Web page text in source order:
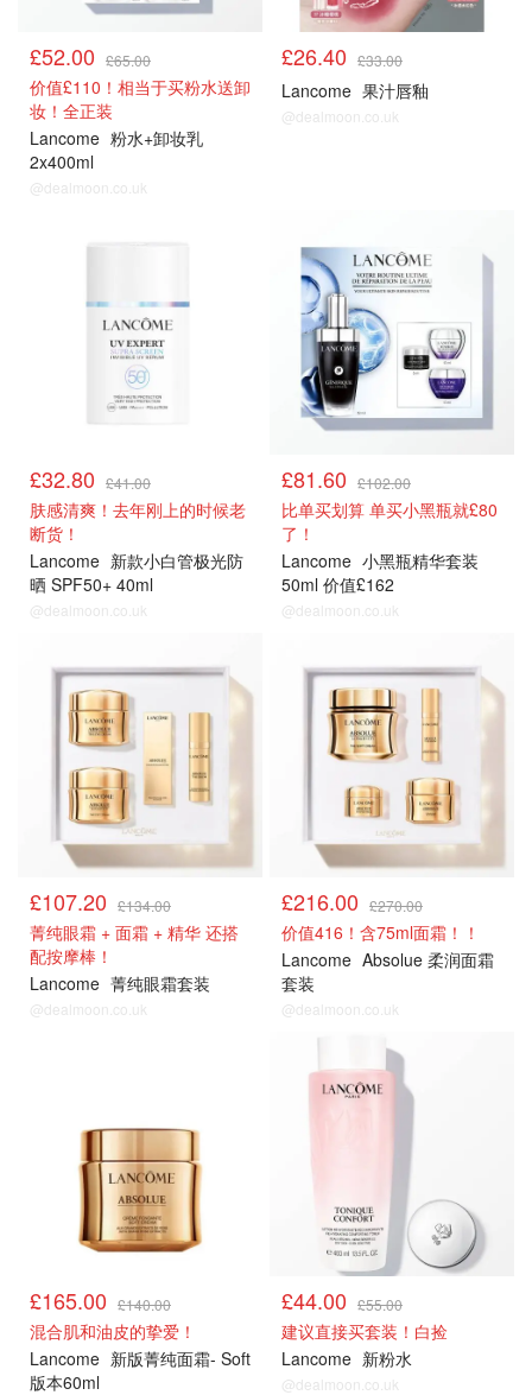
£52.00 £65.00
价值£110！相当于买粉水送卸
妆！全正装
Lancome 粉水+卸妆乳
2x400ml
@dealmoon.co.uk
£26.40 £33.00
Lancome 果汁唇釉
@dealmoon.co.uk
£32.80 £41.00
肤感清爽！去年刚上的时候老
断货！
Lancome 新款小白管极光防
晒 SPF50+ 40ml
@dealmoon.co.uk
£81.60 £102.00
比单买划算 单买小黑瓶就£80
了！
Lancome 小黑瓶精华套装
50ml 价值£162
@dealmoon.co.uk
£107.20 £134.00
菁纯眼霜 + 面霜 + 精华 还搭
配按摩棒！
Lancome 菁纯眼霜套装
@dealmoon.co.uk
£216.00 £270.00
价值416！含75ml面霜！！
Lancome Absolue 柔润面霜
套装
@dealmoon.co.uk
£165.00 £140.00
混合肌和油皮的挚爱！
Lancome 新版菁纯面霜- Soft
版本60ml
£44.00 £55.00
建议直接买套装！白捡
Lancome 新粉水
@dealmoon.co.uk